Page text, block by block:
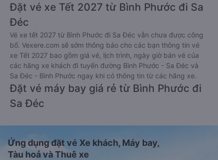
Đặt vé xe Tết 2027 từ Bình Phước đi Sa
Đéc
Vé xe tết 2027 từ Bình Phước đi Sa Đéc vẫn chưa được công
bố. Vexere.com sẽ sớm thông báo cho các bạn thông tin vé
xe Tết 2027 bao gồm giá vé, lịch trình, ngày giờ bán vé của
các hãng xe khách đi tuyến đường Bình Phước - Sa Đéc và
Sa Đéc - Bình Phước ngay khi có thông tin từ các hãng xe.
Đặt vé máy bay giá rẻ từ Bình Phước đi
Sa Đéc
Ứng dụng đặt vé Xe khách, Máy bay,
Tàu hoả và Thuê xe